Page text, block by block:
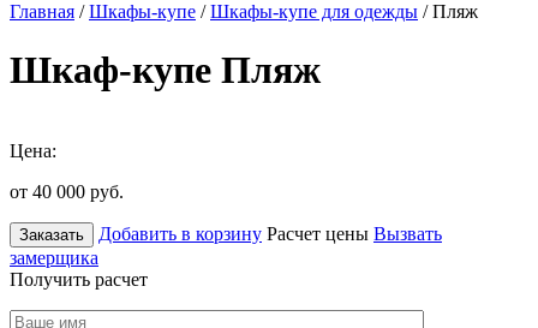
Главная /Шкафы-купе /Шкафы-купе для одежды / Пляж
Шкаф-купе Пляж
Цена:
от 40 000 руб.
Заказать Добавить в корзину Расчет цены Вызвать
замерщика
Получить расчет